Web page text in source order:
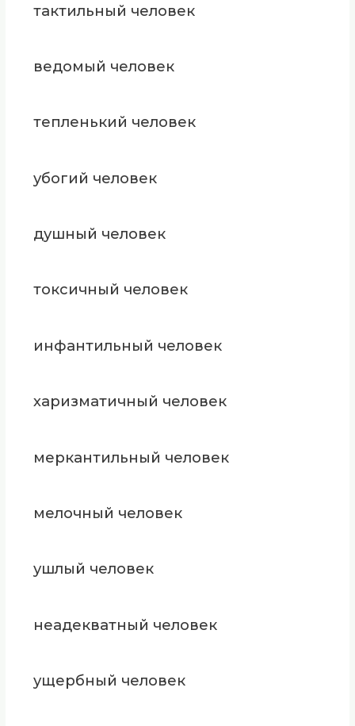
тактильный человек
ведомый человек
тепленький человек
убогий человек
душный человек
токсичный человек
инфантильный человек
харизматичный человек
меркантильный человек
мелочный человек
ушлый человек
неадекватный человек
ущербный человек